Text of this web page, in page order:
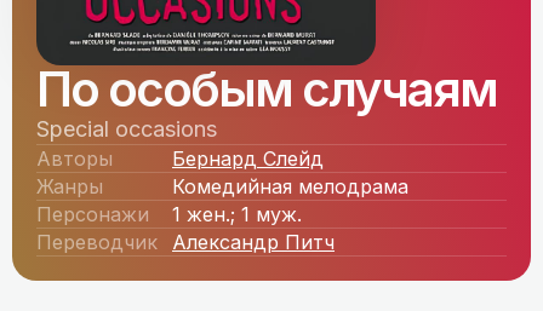
По особым случаям
Special occasions
Авторы
Бернард Слейд
Жанры
Комедийная мелодрама
Персонажи
1 жен.; 1 муж.
Переводчик
Александр Питч